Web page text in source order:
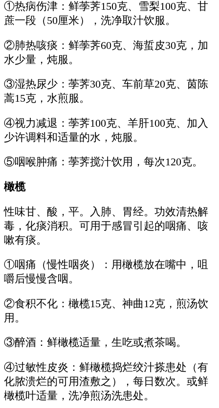
①热病伤津：鲜荸荠150克、雪梨100克、甘
蔗一段（50厘米），洗净取汁饮服。
②肺热咳痰：鲜荸荠60克、海蜇皮30克，加
水少量，炖服。
③湿热尿少：荸荠30克、车前草20克、茵陈
蒿15克，水煎服。
④视力减退：荸荠100克、羊肝100克、加入
少许调料和适量的水，炖服。
⑤咽喉肿痛：荸荠搅汁饮用，每次120克。
橄榄
性味甘、酸，平。入肺、胃经。功效清热解
毒，化痰消积。可用于感冒引起的咽痛、咳
嗽有痰。
①咽痛（慢性咽炎）：用橄榄放在嘴中，咀
嚼后慢慢含咽。
②食积不化：橄榄15克、神曲12克，煎汤饮
用。
③醉酒：鲜橄榄适量，生吃或煮茶喝。
④过敏性皮炎：鲜橄榄捣烂绞汁搽患处（有
化脓溃烂的可用渣敷之），每日数次。或鲜
橄榄叶适量，洗净煎汤洗患处。